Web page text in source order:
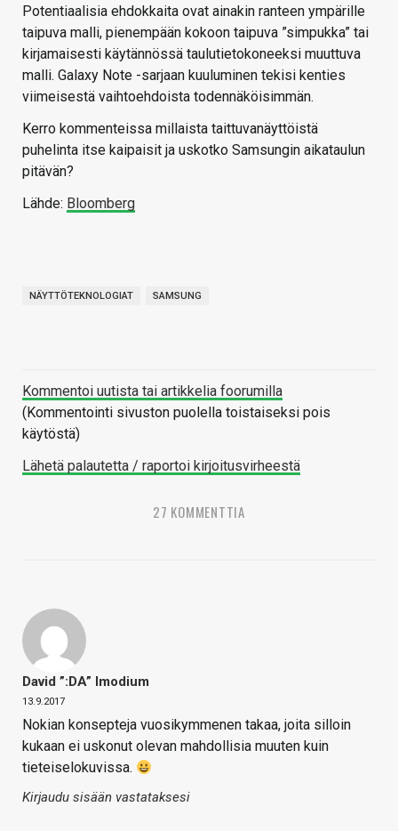
Potentiaalisia ehdokkaita ovat ainakin ranteen ympärille
taipuva malli, pienempään kokoon taipuva ”simpukka” tai
kirjamaisesti käytännössä taulutietokoneeksi muuttuva
malli. Galaxy Note -sarjaan kuuluminen tekisi kenties
viimeisestä vaihtoehdoista todennäköisimmän.
Kerro kommenteissa millaista taittuvanäyttöistä
puhelinta itse kaipaisit ja uskotko Samsungin aikataulun
pitävän?
Lähde: Bloomberg
NÄYTTÖTEKNOLOGIAT SAMSUNG
Kommentoi uutista tai artikkelia foorumilla
(Kommentointi sivuston puolella toistaiseksi pois
käytöstä)
Lähetä palautetta / raportoi kirjoitusvirheestä
27 KOMMENTTIA
David ”:DA” Imodium
13.9.2017
Nokian konsepteja vuosikymmenen takaa, joita silloin
kukaan ei uskonut olevan mahdollisia muuten kuin
tieteiselokuvissa.
Kirjaudu sisään vastataksesi